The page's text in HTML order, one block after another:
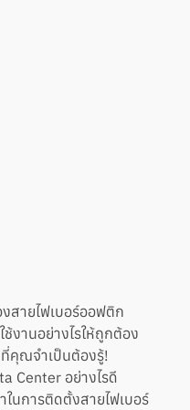
งสายไฟเบอร์ออฟติก
ช้งานอย่างไรให้ถูกต้อง
ที่คุณจำเป็นต้องรู้!
Center อย่างไรดี
ในการติดตั้งสายไฟเบอร์